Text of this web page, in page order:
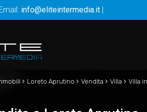
info@eliteintermedia.it |
› Loreto Aprutino › Vendita › Villa › Villa